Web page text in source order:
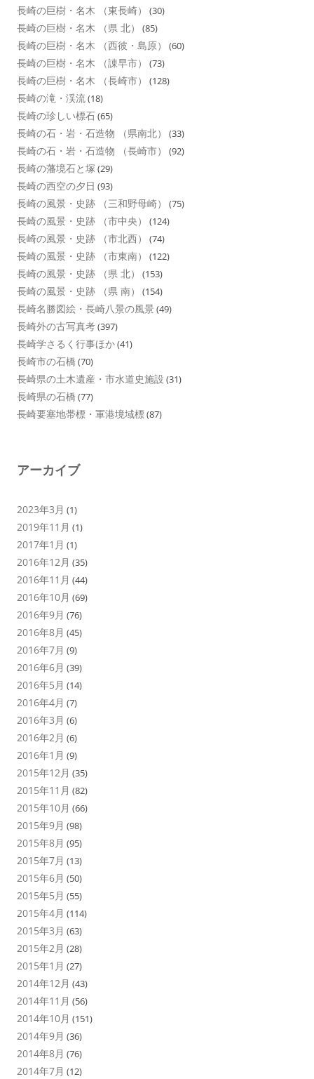
長崎の巨樹・名木 （東長崎） (30)
長崎の巨樹・名木 （県 北） (85)
長崎の巨樹・名木 （西彼・島原） (60)
長崎の巨樹・名木 （諌早市） (73)
長崎の巨樹・名木 （長崎市） (128)
長崎の滝・渓流(18)
長崎の珍しい標石(65)
長崎の石・岩・石造物 （県南北） (33)
長崎の石・岩・石造物 （長崎市） (92)
長崎の藩境石と塚 (29)
長崎の西空の夕日 (93)
長崎の風景・史跡 （三和野母崎） (75)
長崎の風景・史跡 （市中央） (124)
長崎の風景・史跡 （市北西） (74)
長崎の風景・史跡 （市東南） (122)
長崎の風景・史跡 （県 北） (153)
長崎の風景・史跡 （県 南） (154)
長崎名勝図絵・長崎八景の風景 (49)
長崎外の古写真考(397)
長崎学さるく行事ほか(41)
長崎市の石橋 (70)
長崎県の土木遺産・市水道史施設 (31)
長崎県の石橋 (77)
長崎要塞地帯標・軍港境域標(87)
アーカイブ
2023年3月 (1)
2019年11月 (1)
2017年1月 (1)
2016年12月 (35)
2016年11月 (44)
2016年10月 (69)
2016年9月 (76)
2016年8月 (45)
2016年7月 (9)
2016年6月 (39)
2016年5月 (14)
2016年4月 (7)
2016年3月 (6)
2016年2月 (6)
2016年1月 (9)
2015年12月 (35)
2015年11月 (82)
2015年10月 (66)
2015年9月 (98)
2015年8月 (95)
2015年7月 (13)
2015年6月 (50)
2015年5月 (55)
2015年4月 (114)
2015年3月 (63)
2015年2月 (28)
2015年1月 (27)
2014年12月 (43)
2014年11月 (56)
2014年10月 (151)
2014年9月 (36)
2014年8月 (76)
2014年7月 (12)